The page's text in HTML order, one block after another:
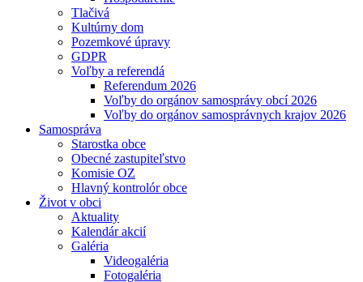
Tlačivá
Kultúrny dom
Pozemkové úpravy
GDPR
Voľby a referendá
Referendum 2026
Voľby do orgánov samosprávy obcí 2026
Voľby do orgánov samosprávnych krajov 2026
Samospráva
Starostka obce
Obecné zastupiteľstvo
Komisie OZ
Hlavný kontrolór obce
Život v obci
Aktuality
Kalendár akcií
Galéria
Videogaléria
Fotogaléria